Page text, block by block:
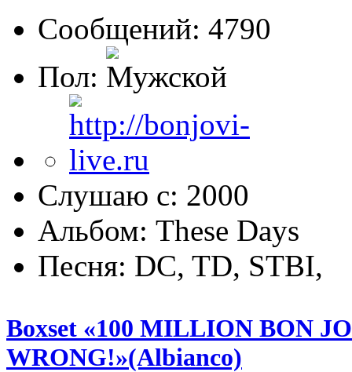
Сообщений: 4790
Пол:
Слушаю с: 2000
Альбом: These Days
Песня: DC, TD, STBI,
Boxset «100 MILLION BON
WRONG!»(Albianco)